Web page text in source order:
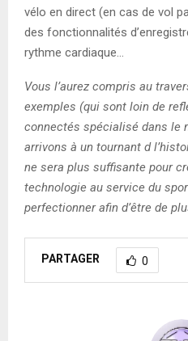
vélo en direct (en cas de vol
des fonctionnalités
rythme cardiaque…
Vous l’aurez compris au
exemples (qui sont loin de
connectés spécialisé dans le
arrivons à un tournant d
ne sera plus suffisante pour
technologie au service du
perfectionner afin d’être de
PARTAGER 0